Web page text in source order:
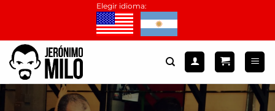
contenido
Elegir idioma: